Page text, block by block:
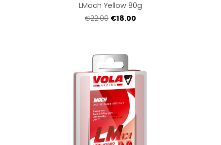
LMach Yellow 80g
€22.00 €18.00